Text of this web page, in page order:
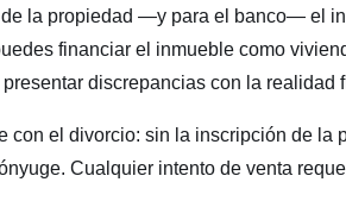
la propiedad —y para el banco— el
financiar el inmueble como
discrepancias con la realidad
con el divorcio: sin la inscripción de
Cualquier intento de venta